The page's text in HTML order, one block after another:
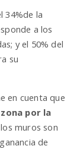
34%de la
a los
y el 50% del
su
en cuenta que
por la
muros son
de